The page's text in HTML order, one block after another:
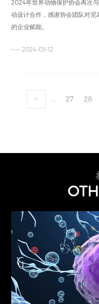
2024年世界动物保护协会再次
动设计合作，感谢协会团队对
的企业赋能。
—— 2024-03-12
< ... 27 28